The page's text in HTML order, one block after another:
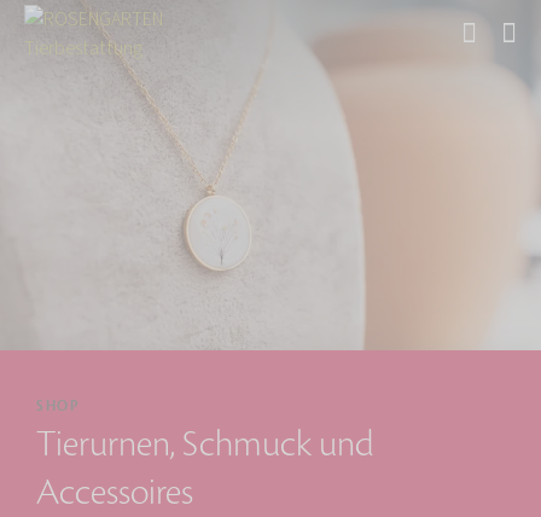
SHOP
Tierurnen, Schmuck und
Accessoires